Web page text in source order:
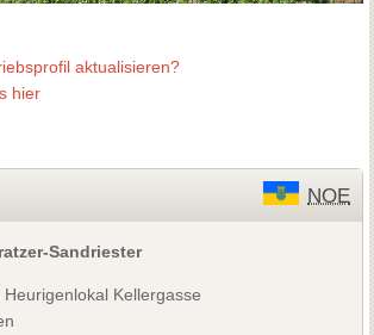
aktualisieren?
hier
NOE
Sandriester
Kellergasse